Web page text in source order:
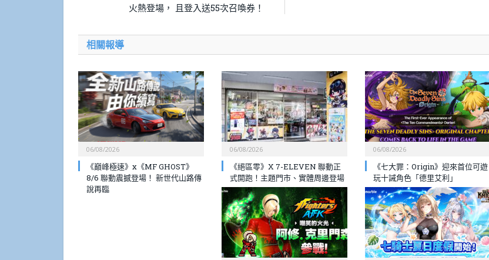
火熱登場， 且登入送55次召喚券！
相關報導
06/08/2026
《巔峰極速》x《MF GHOST》
8/6 聯動震撼登場！ 新世代山路傳
說再臨
06/08/2026
《絕區零》X 7-ELEVEN 聯動正
式開跑！主題門市、實體周邊登場
06/08/2026
《七大罪：Origin》迎來首位可遊
玩十誡角色「德里艾利」